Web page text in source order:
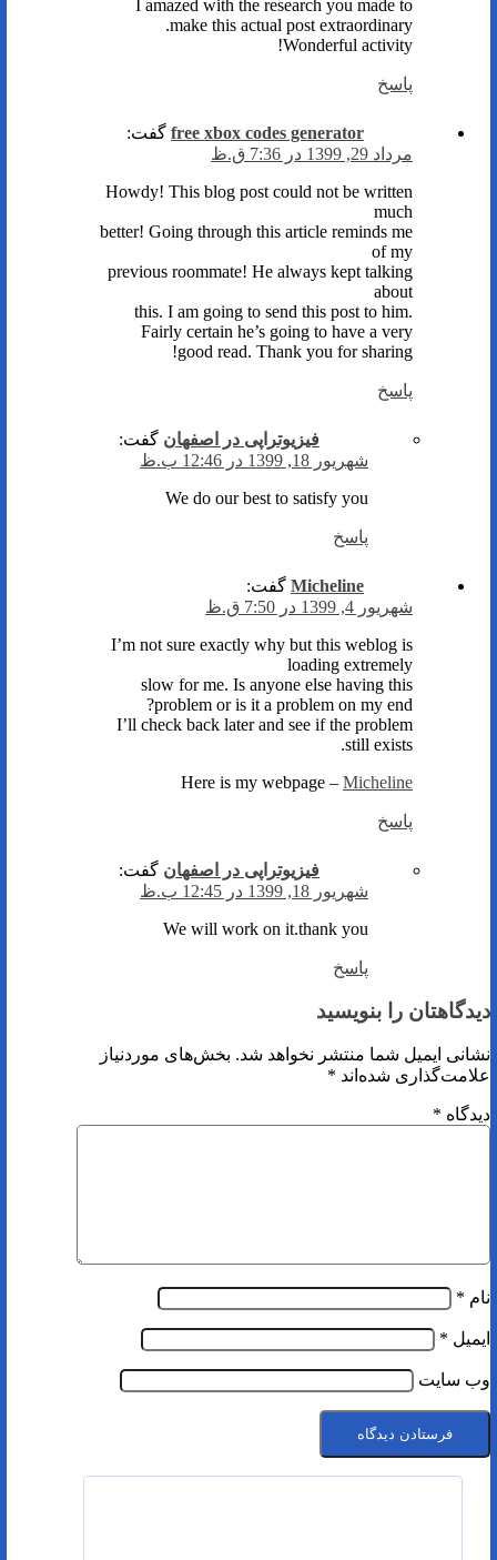
I amazed with the research you made to
make this actual post extraordinary.
Wonderful activity!
پاسخ
free xbox codes generator گفت:
مرداد 29, 1399 در 7:36 ق.ظ
Howdy! This blog post could not be written
much
better! Going through this article reminds me
of my
previous roommate! He always kept talking
about
this. I am going to send this post to him.
Fairly certain he’s going to have a very
good read. Thank you for sharing!
پاسخ
فیزیوتراپی در اصفهان گفت:
شهریور 18, 1399 در 12:46 ب.ظ
We do our best to satisfy you
پاسخ
Micheline گفت:
شهریور 4, 1399 در 7:50 ق.ظ
I’m not sure exactly why but this weblog is
loading extremely
slow for me. Is anyone else having this
problem or is it a problem on my end?
I’ll check back later and see if the problem
still exists.
Here is my webpage – Micheline
پاسخ
فیزیوتراپی در اصفهان گفت:
شهریور 18, 1399 در 12:45 ب.ظ
We will work on it.thank you
پاسخ
دیدگاهتان را بنویسید
نشانی ایمیل شما منتشر نخواهد شد. بخش‌های موردنیاز
علامت‌گذاری شده‌اند *
دیدگاه *
نام *
ایمیل *
وب‌ سایت